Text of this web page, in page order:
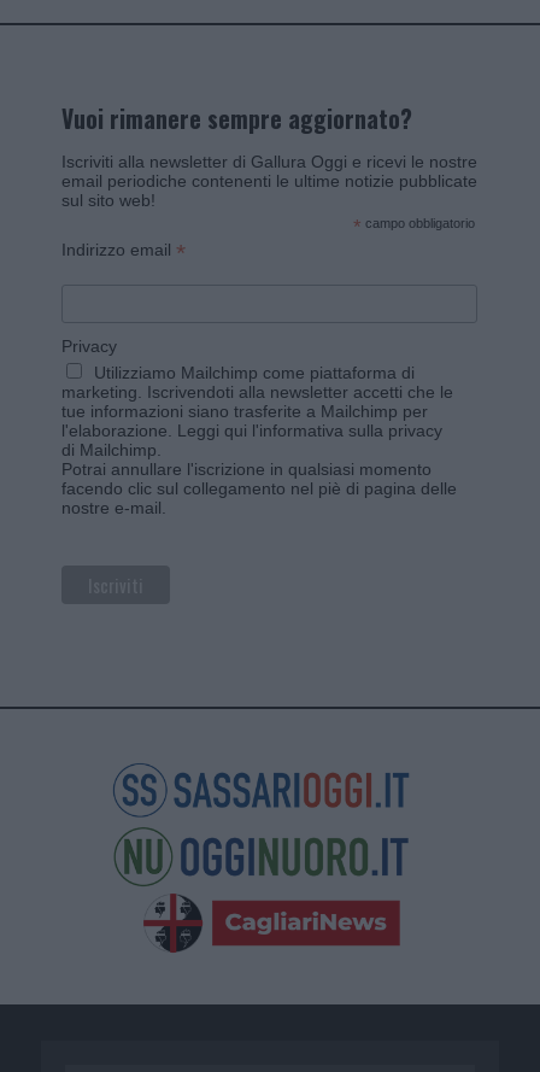
Vuoi rimanere sempre aggiornato?
Iscriviti alla newsletter di Gallura Oggi e ricevi le nostre
email periodiche contenenti le ultime notizie pubblicate
sul sito web!
* campo obbligatorio
Indirizzo email *
Privacy
Utilizziamo Mailchimp come piattaforma di
marketing. Iscrivendoti alla newsletter accetti che le
tue informazioni siano trasferite a Mailchimp per
l'elaborazione. Leggi qui l'informativa sulla privacy
di Mailchimp
Potrai annullare l'iscrizione in qualsiasi momento
facendo clic sul collegamento nel piè di pagina delle
nostre e-mail.